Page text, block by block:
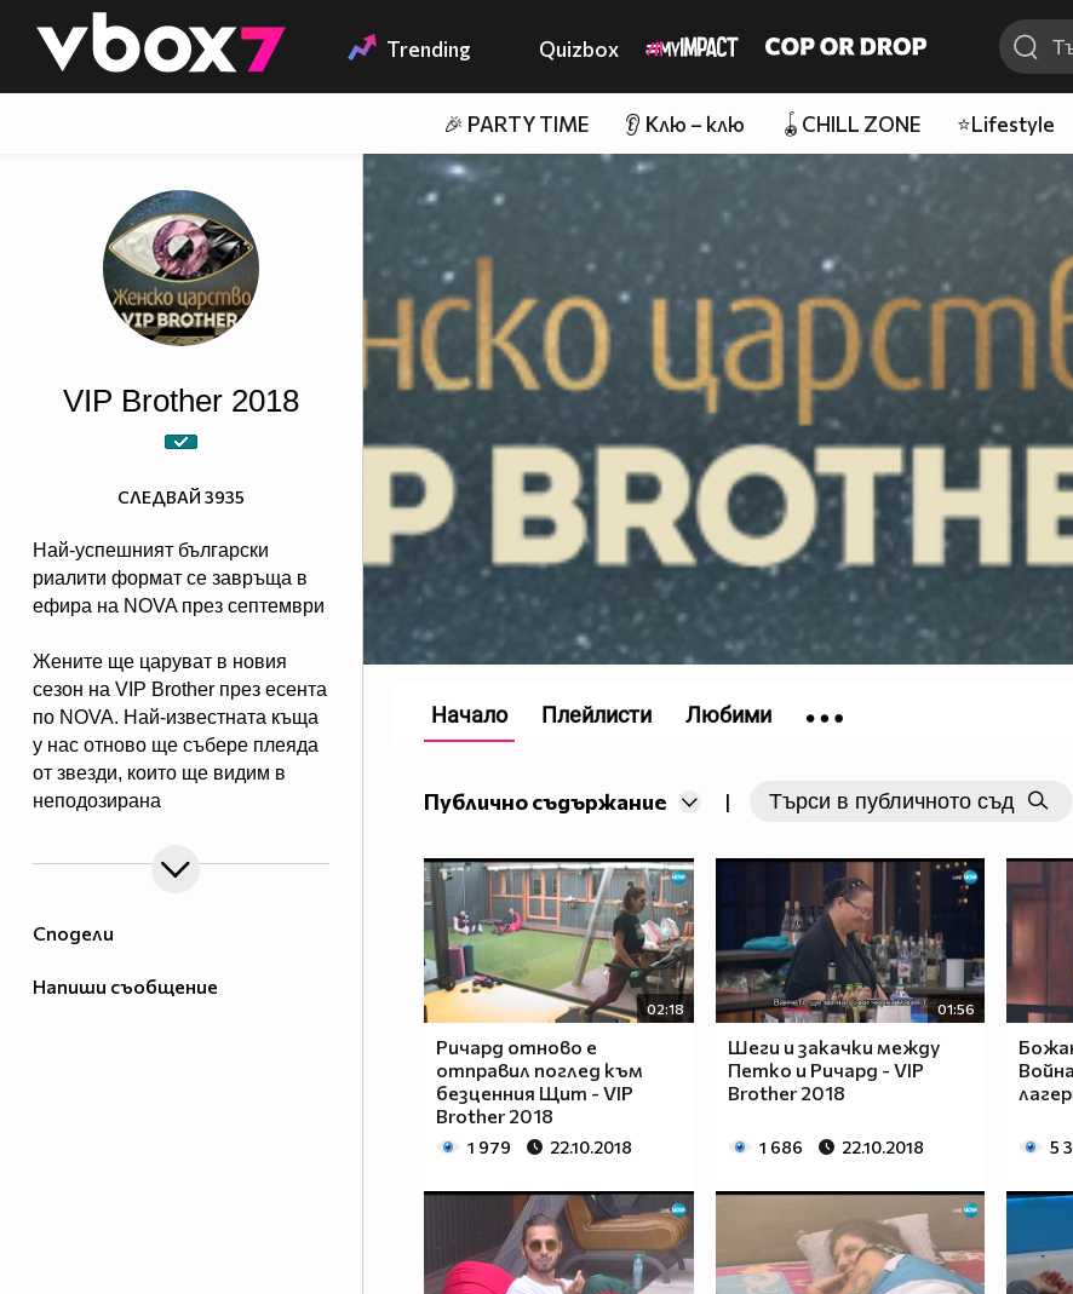
👾 Trending Quizbox
🎉 PARTY TIME 👂 Клю – клю 🪀CHILL ZONE ⭐Lifestyle
Сподели
Напиши съобщение
VIP Brother 2018
Най-успешният български
риалити формат се завръща в
ефира на NOVA през септември
Жените ще царуват в новия
сезон на VIP Brother през есента
по NOVA. Най-известната къща
у нас отново ще събере плеяда
от звезди, които ще видим в
неподозирана
основите на риалити
телевизията в България, се
темата "Женско царство“
но и цялата отговорност в
СЛЕДВАЙ 3935
Публично съдържание |
02:18
Ричард отново е
отправил поглед към
безценния Щит - VIP
Brother 2018
1 979 22.10.2018
01:56
Шеги и закачки между
Петко и Ричард - VIP
Brother 2018
1 686 22.10.2018 5
Начало Плейлисти Любими